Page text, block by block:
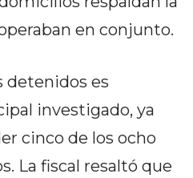
en conjunto.
detenidos es
investigado, ya
cinco de los ocho
La fiscal resaltó que